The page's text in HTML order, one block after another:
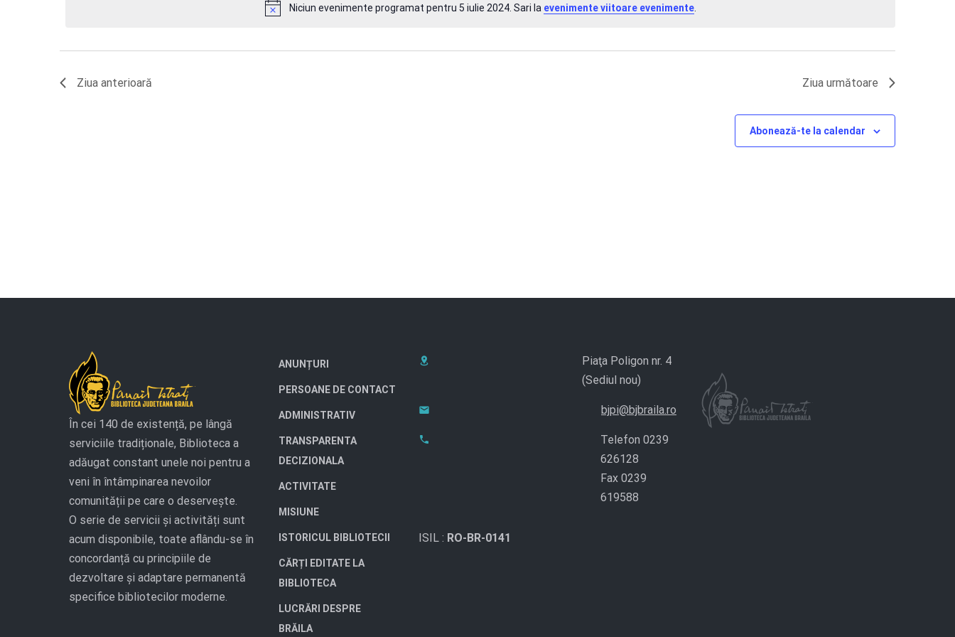
iulie
2024
Notificare
Niciun evenimente programat pentru 5 iulie 2024. Sari la evenimente viitoare evenimente.
Ziua anterioară Ziua următoare
Abonează-te la calendar
În cei 140 de existență, pe lângă
serviciile tradiționale, Biblioteca a
adăugat constant unele noi pentru a
veni în întâmpinarea nevoilor
comunității pe care o deservește.
O serie de servicii și activități sunt
acum disponibile, toate aflându-se în
concordanță cu principiile de
dezvoltare și adaptare permanentă
specifice bibliotecilor moderne.
ANUNȚURI
PERSOANE DE CONTACT
ADMINISTRATIV
TRANSPARENTA
DECIZIONALA
ACTIVITATE
MISIUNE
ISTORICUL BIBLIOTECII
CĂRȚI EDITATE LA
BIBLIOTECA
LUCRĂRI DESPRE
BRĂILA
Piaţa Poligon nr. 4
(Sediul nou)
bjpi@bjbraila.ro
Telefon 0239
626128
Fax 0239
619588
ISIL : RO-BR-0141